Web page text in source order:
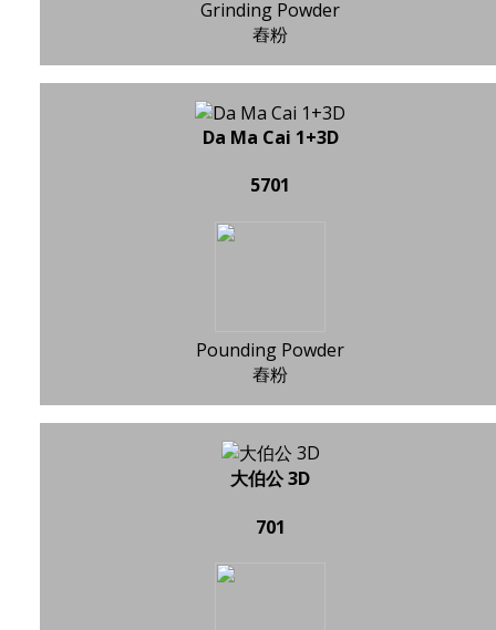
Grinding Powder
舂粉
Da Ma Cai 1+3D
5701
Pounding Powder
舂粉
大伯公 3D
701